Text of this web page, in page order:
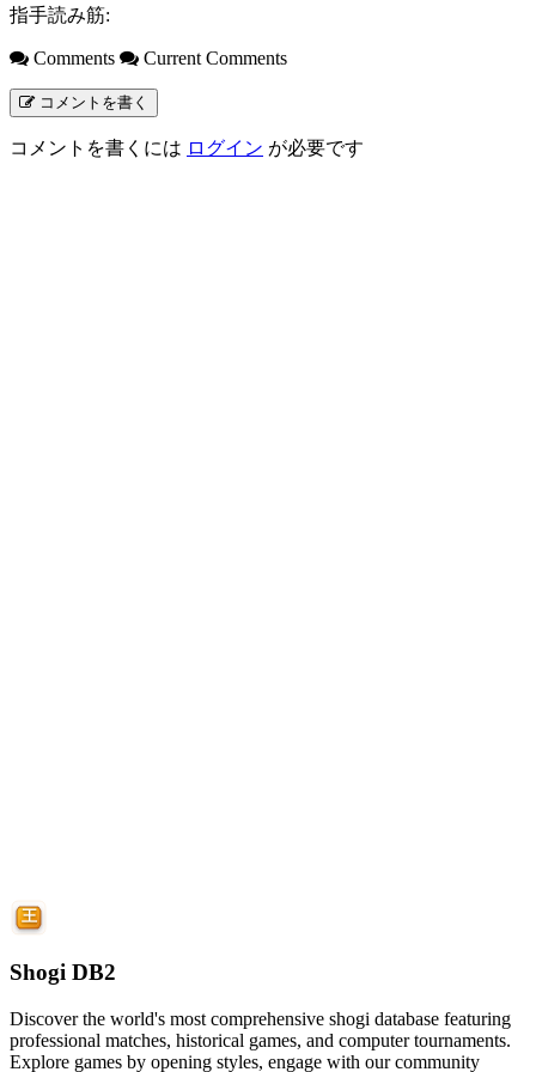
指手読み筋:
Comments Current Comments
コメントを書く
コメントを書くには ログイン が必要です
Shogi DB2
Discover the world's most comprehensive shogi database featuring
professional matches, historical games, and computer tournaments.
Explore games by opening styles, engage with our community